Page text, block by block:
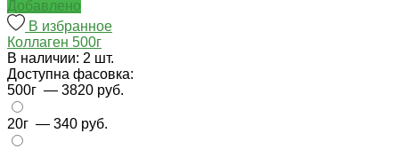
Добавлено
В избранное
Коллаген 500г
В наличии: 2 шт.
Доступна фасовка:
500г — 3820 руб.
20г — 340 руб.